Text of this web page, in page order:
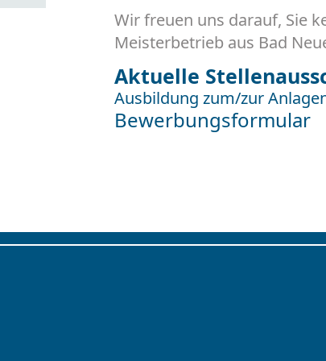
Wir freuen uns darauf, Sie
Meisterbetrieb aus Bad
Aktuelle
Ausbildung zum/zur
Bewerbungsformular